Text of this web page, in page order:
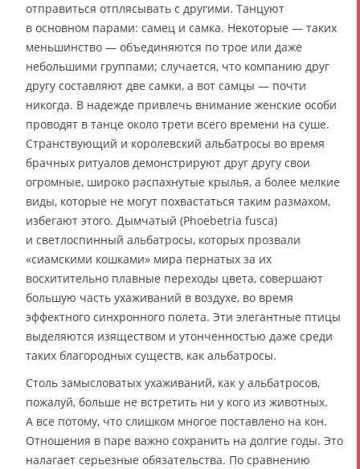
отправиться отплясывать с другими. Танцуют
в основном парами: самец и самка. Некоторые — таких
меньшинство — объединяются по трое или даже
небольшими группами; случается, что компанию друг
другу составляют две самки, а вот самцы — почти
никогда. В надежде привлечь внимание женские особи
проводят в танце около трети всего времени на суше.
Странствующий и королевский альбатросы во время
брачных ритуалов демонстрируют друг другу свои
огромные, широко распахнутые крылья, а более мелкие
виды, которые не могут похвастаться таким размахом,
избегают этого. Дымчатый (Phoebetria fusca)
и светлоспинный альбатросы, которых прозвали
«сиамскими кошками» мира пернатых за их
восхитительно плавные переходы цвета, совершают
большую часть ухаживаний в воздухе, во время
эффектного синхронного полета. Эти элегантные птицы
выделяются изяществом и утонченностью даже среди
таких благородных существ, как альбатросы.
Столь замысловатых ухаживаний, как у альбатросов,
пожалуй, больше не встретить ни у кого из животных.
А все потому, что слишком многое поставлено на кон.
Отношения в паре важно сохранить на долгие годы. Это
налагает серьезные обязательства. По сравнению